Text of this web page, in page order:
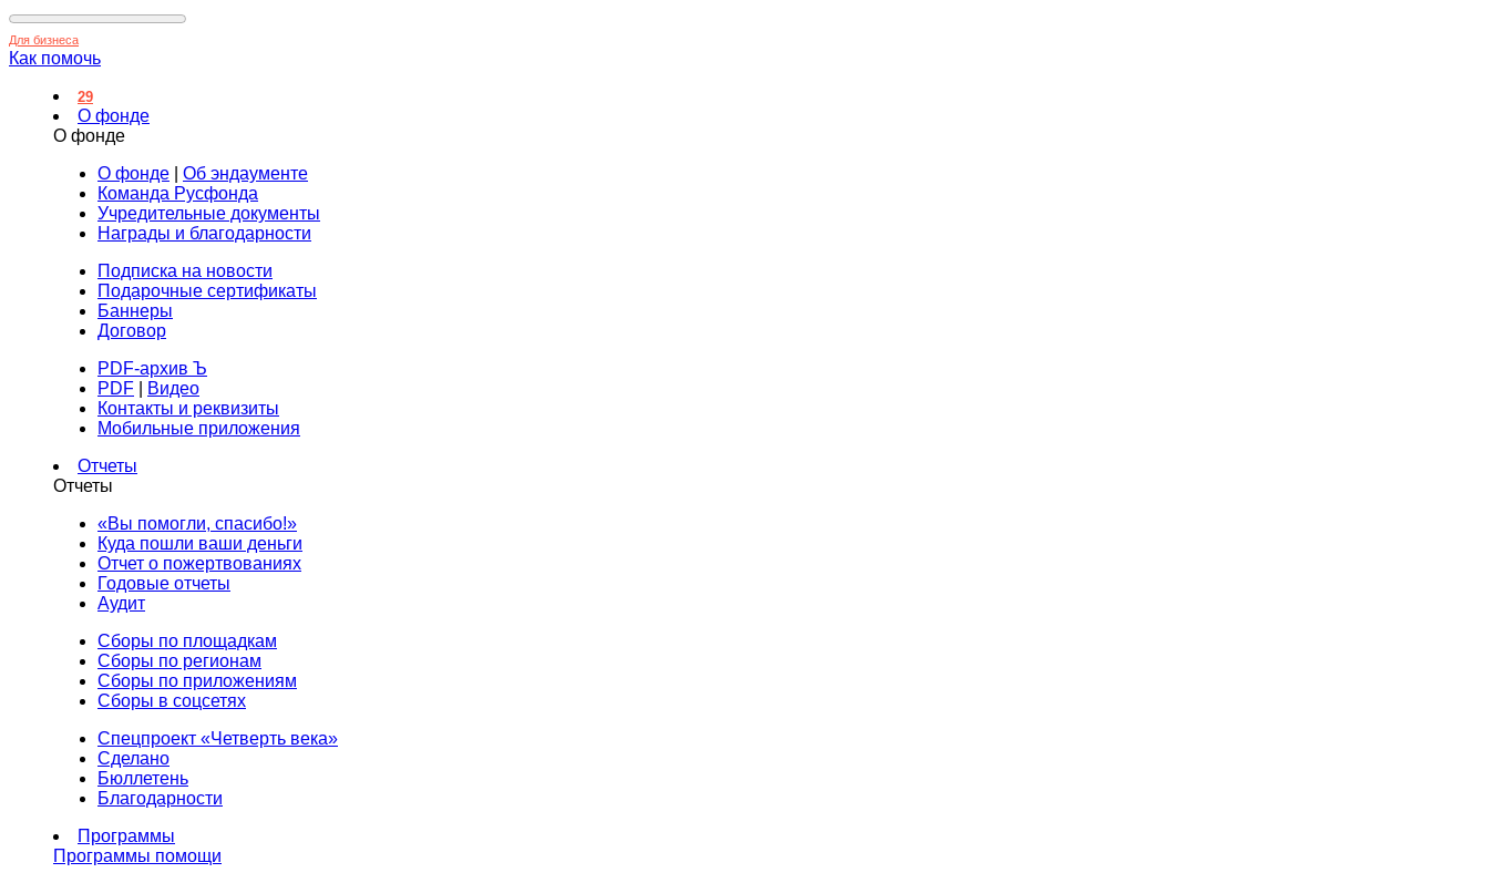
Для бизнеса
Как помочь
29
О фонде
О фонде
О фонде
Об эндаументе
Команда Русфонда
Учредительные документы
Награды и благодарности
Подписка на новости
Подарочные сертификаты
Баннеры
Договор
PDF-архив Ъ
PDF
Видео
Контакты и реквизиты
Мобильные приложения
Отчеты
Отчеты
«Вы помогли, спасибо!»
Куда пошли ваши деньги
Отчет о пожертвованиях
Годовые отчеты
Аудит
Сборы по площадкам
Сборы по регионам
Сборы по приложениям
Сборы в соцсетях
Спецпроект «Четверть века»
Сделано
Бюллетень
Благодарности
Программы
Программы помощи